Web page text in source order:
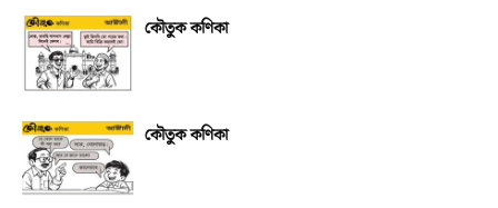
কৌতুক কণিকা
কৌতুক কণিকা